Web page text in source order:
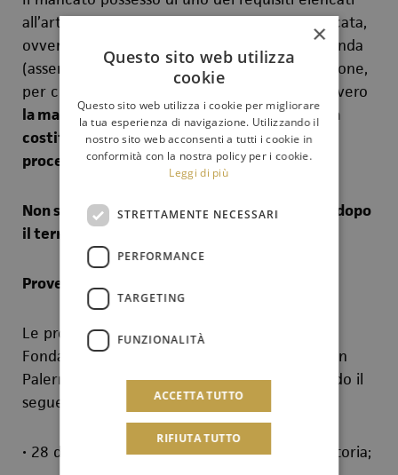
all’art. 1 del bando, alla data di scadenza indicata,
ovvero l’incompleta formulazione della domanda
(assenza od indeterminatezza della dichiarazione,
per ciascuno dei punti indicati nel bando), ovvero
la mancata firma in calce alla domanda stessa
costituiscono cause di non ammissione alla
procedura selettiva.
Non si terrà conto delle domande pervenute dopo
il termine sopraindicato.
Prove
Le prove si svolgeranno presso i locali della
Fondazione Orchestra Sinfonica Siciliana, siti in
Palermo, Via Filippo Turati n. 2, 90139, secondo il
seguente calendario:
• 28 dicembre 2024, ore 20:00, prova eliminatoria;
×
Questo sito web utilizza
cookie
Questo sito web utilizza i cookie per migliorare
la tua esperienza di navigazione. Utilizzando il
nostro sito web acconsenti a tutti i cookie in
conformità con la nostra policy per i cookie.
Leggi di più
STRETTAMENTE NECESSARI
PERFORMANCE
TARGETING
FUNZIONALITÀ
ACCETTA TUTTO
RIFIUTA TUTTO